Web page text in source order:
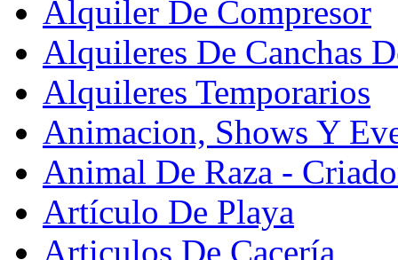
Alquiler De Compresor
Alquileres De Canchas
Alquileres Temporarios
Animacion, Shows Y
Animal De Raza -
Artículo De Playa
Articulos De Cacería